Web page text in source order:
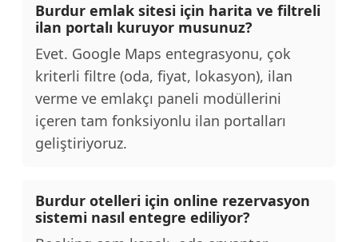
Burdur emlak sitesi için harita ve filtreli
ilan portalı kuruyor musunuz?
Evet. Google Maps entegrasyonu, çok
kriterli filtre (oda, fiyat, lokasyon), ilan
verme ve emlakçı paneli modüllerini
içeren tam fonksiyonlu ilan portalları
geliştiriyoruz.
Burdur otelleri için online rezervasyon
sistemi nasıl entegre ediliyor?